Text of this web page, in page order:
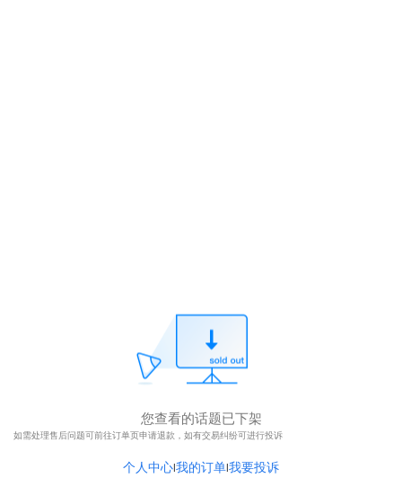
您查看的话题已下架
如需处理售后问题可前往订单页申请退款，如有交易纠纷可进行投诉
个人中心|我的订单|我要投诉